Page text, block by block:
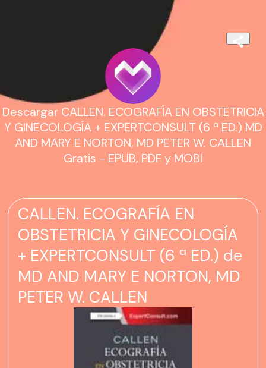
Descargar CALLEN. ECOGRAFÍA EN OBSTETRICIA
Y GINECOLOGÍA + EXPERTCONSULT (6 ª ED.) MD
AND MARY E NORTON, MD PETER W. CALLEN
Gratis - EPUB, PDF y MOBI
CALLEN. ECOGRAFÍA EN
OBSTETRICIA Y GINECOLOGÍA
+ EXPERTCONSULT (6 ª ED.) de
MD AND MARY E NORTON, MD
PETER W. CALLEN